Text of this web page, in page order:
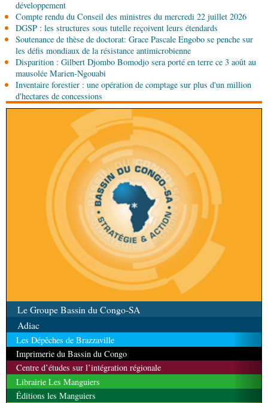
Sport
05-08-2026 13:10
Art-Culture-Média 72e anniversaire de la
naissance du commandant Hugo Chávez :
l’ambassade du Venezuela au Congo célèbre
l'événement
développement
Compte rendu du Conseil des ministres du mercredi 22 juillet 2026
DGSP : les structures sous tutelle reçoivent leurs étendards
Soutenance de thèse de doctorat: Grace Pascale Engobo se penche sur
les défis mondiaux de la résistance antimicrobienne
Disparition : Gilbert Djombo Bomodjo sera porté en terre ce 3 août au
mausolée Marien-Ngouabi
Inventaire forestier : une opération de comptage sur plus d'un million
d'hectares de concessions
Le Groupe Bassin du Congo-SA
Adiac
Les Dépêches de Brazzaville
Imprimerie du Bassin du Congo
Centre d’études sur l’intégration régionale
Librairie Les Manguiers
Éditions les Manguiers